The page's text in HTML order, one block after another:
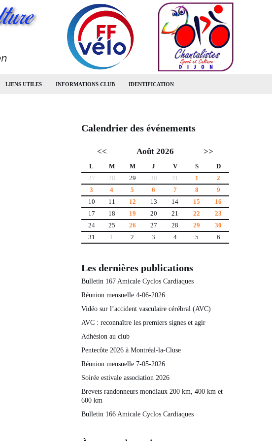
LIENS UTILES INFORMATIONS CLUB IDENTIFICATION
Calendrier des événements
<< Août 2026 >>
L M M J V S
D
27
28 29 30 31 1
2
3
4 5 6 7 8
9
10
11 12 13 14 15
16
17
18 19 20 21 22
23
24
25 26 27 28 29
30
31
1 2 3 4 5 6
Les dernières publications
Bulletin 167 Amicale Cyclos Cardiaques
Réunion mensuelle 4-06-2026
Vidéo sur l’accident vasculaire cérébral (AVC)
AVC : reconnaître les premiers signes et agir
Adhésion au club
Pentecôte 2026 à Montréal-la-Cluse
Réunion mensuelle 7-05-2026
Soirée estivale association 2026
Brevets randonneurs mondiaux 200 km, 400 km et
600 km
Bulletin 166 Amicale Cyclos Cardiaques